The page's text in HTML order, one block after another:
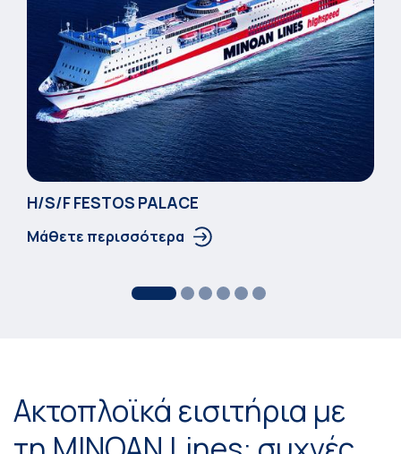
Η/S/F FESTOS PALACΕ
Μάθετε περισσότερα
Ακτοπλοϊκά εισιτήρια με